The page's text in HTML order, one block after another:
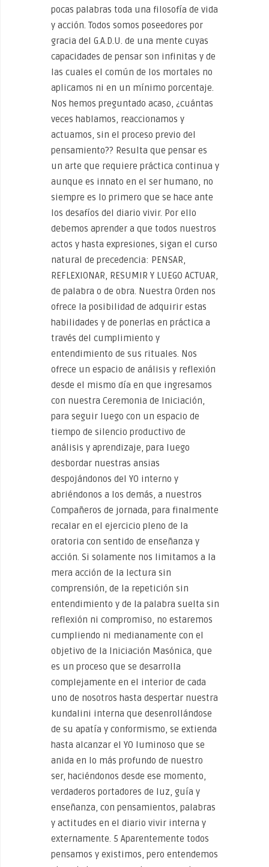
pocas palabras toda una filosofía de vida
y acción. Todos somos poseedores por
gracia del G.A.D.U. de una mente cuyas
capacidades de pensar son infinitas y de
las cuales el común de los mortales no
aplicamos ni en un mínimo porcentaje.
Nos hemos preguntado acaso, ¿cuántas
veces hablamos, reaccionamos y
actuamos, sin el proceso previo del
pensamiento?? Resulta que pensar es
un arte que requiere práctica continua y
aunque es innato en el ser humano, no
siempre es lo primero que se hace ante
los desafíos del diario vivir. Por ello
debemos aprender a que todos nuestros
actos y hasta expresiones, sigan el curso
natural de precedencia: PENSAR,
REFLEXIONAR, RESUMIR Y LUEGO ACTUAR,
de palabra o de obra. Nuestra Orden nos
ofrece la posibilidad de adquirir estas
habilidades y de ponerlas en práctica a
través del cumplimiento y
entendimiento de sus rituales. Nos
ofrece un espacio de análisis y reflexión
desde el mismo día en que ingresamos
con nuestra Ceremonia de Iniciación,
para seguir luego con un espacio de
tiempo de silencio productivo de
análisis y aprendizaje, para luego
desbordar nuestras ansias
despojándonos del YO interno y
abriéndonos a los demás, a nuestros
Compañeros de jornada, para finalmente
recalar en el ejercicio pleno de la
oratoria con sentido de enseñanza y
acción. Si solamente nos limitamos a la
mera acción de la lectura sin
comprensión, de la repetición sin
entendimiento y de la palabra suelta sin
reflexión ni compromiso, no estaremos
cumpliendo ni medianamente con el
objetivo de la Iniciación Masónica, que
es un proceso que se desarrolla
complejamente en el interior de cada
uno de nosotros hasta despertar nuestra
kundalini interna que desenrollándose
de su apatía y conformismo, se extienda
hasta alcanzar el YO luminoso que se
anida en lo más profundo de nuestro
ser, haciéndonos desde ese momento,
verdaderos portadores de luz, guía y
enseñanza, con pensamientos, palabras
y actitudes en el diario vivir interna y
externamente. 5 Aparentemente todos
pensamos y existimos, pero entendemos